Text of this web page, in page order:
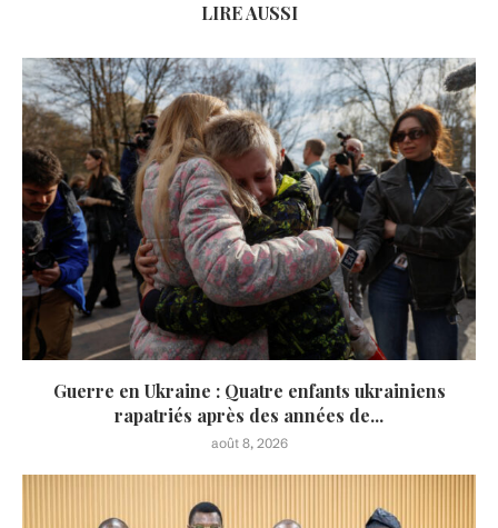
LIRE AUSSI
Guerre en Ukraine : Quatre enfants ukrainiens
rapatriés après des années de...
août 8, 2026